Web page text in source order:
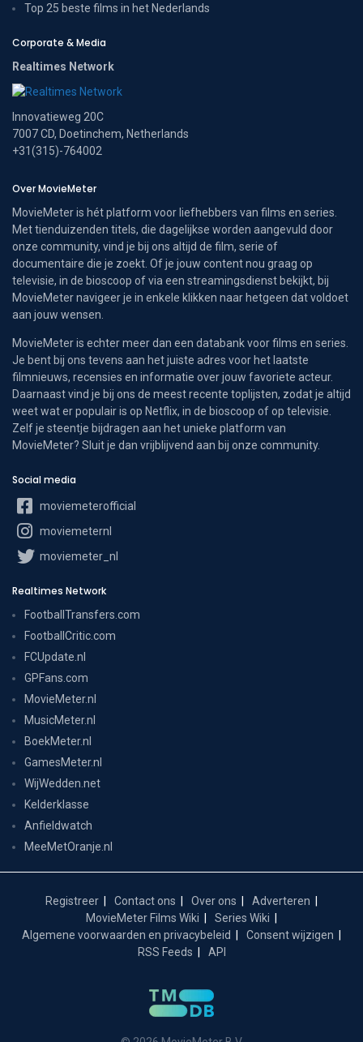
Top 25 beste films in het Nederlands
Corporate & Media
Realtimes Network
Innovatieweg 20C
7007 CD, Doetinchem, Netherlands
+31(315)-764002
Over MovieMeter
MovieMeter is hét platform voor liefhebbers van films en series.
Met tienduizenden titels, die dagelijkse worden aangevuld door
onze community, vind je bij ons altijd de film, serie of
documentaire die je zoekt. Of je jouw content nou graag op
televisie, in de bioscoop of via een streamingsdienst bekijkt, bij
MovieMeter navigeer je in enkele klikken naar hetgeen dat voldoet
aan jouw wensen.
MovieMeter is echter meer dan een databank voor films en series.
Je bent bij ons tevens aan het juiste adres voor het laatste
filmnieuws, recensies en informatie over jouw favoriete acteur.
Daarnaast vind je bij ons de meest recente toplijsten, zodat je altijd
weet wat er populair is op Netflix, in de bioscoop of op televisie.
Zelf je steentje bijdragen aan het unieke platform van
MovieMeter? Sluit je dan vrijblijvend aan bij onze community.
Social media
moviemeterofficial
moviemeternl
moviemeter_nl
Realtimes Network
FootballTransfers.com
FootballCritic.com
FCUpdate.nl
GPFans.com
MovieMeter.nl
MusicMeter.nl
BoekMeter.nl
GamesMeter.nl
WijWedden.net
Kelderklasse
Anfieldwatch
MeeMetOranje.nl
Registreer Contact ons Over ons
Adverteren
MovieMeter Films Wiki
Series Wiki
Algemene voorwaarden en privacybeleid
Consent wijzigen
RSS Feeds
API